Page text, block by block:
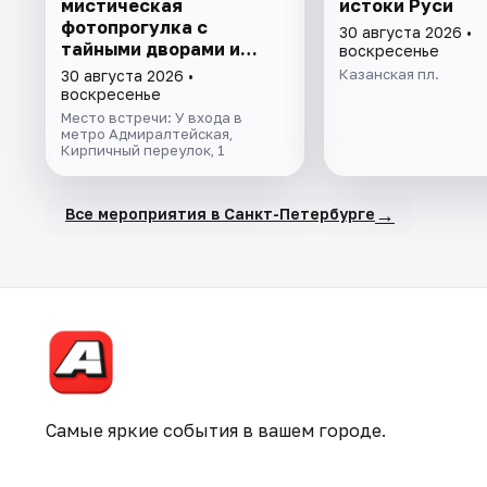
мистическая
фотопрогулка с
тайными дворами и
колоннадой
30 августа 2026 •
воскресенье
Место встречи: У входа в
метро Адмиралтейская,
Кирпичный переулок, 1
истоки Руси
30 августа 2026 •
воскресенье
Казанская пл.
Все мероприятия в Санкт-Петербурге →
Самые яркие события в вашем городе.